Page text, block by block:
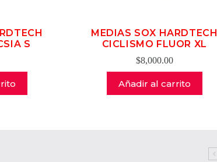
S
MEDIAS SOX HARDTECH
CICLISMO FLUOR XL
$8,000.00
Añadir al carrito